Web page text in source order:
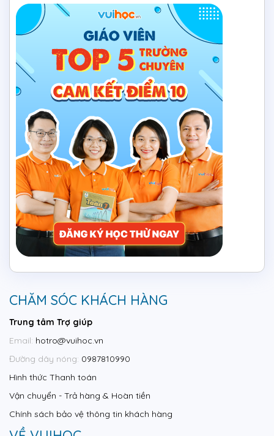
CHĂM SÓC KHÁCH HÀNG
Trung tâm Trợ giúp
Email: hotro@vuihoc.vn
Đường dây nóng: 0987810990
Hình thức Thanh toán
Vận chuyển - Trả hàng & Hoàn tiền
Chính sách bảo vệ thông tin khách hàng